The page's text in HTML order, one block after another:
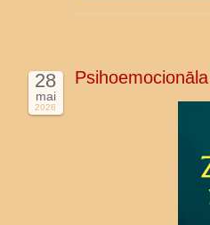
28
mai
2026